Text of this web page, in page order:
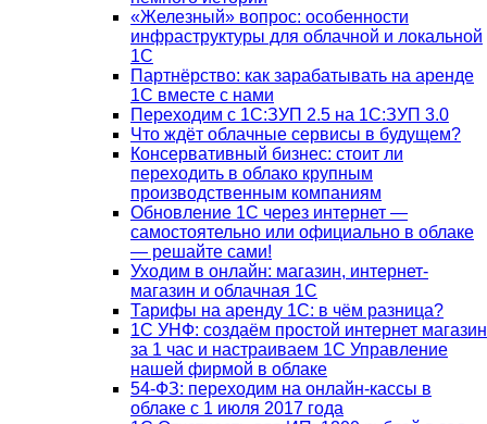
«Железный» вопрос: особенности
инфраструктуры для облачной и локальной
1С
Партнёрство: как зарабатывать на аренде
1С вместе с нами
Переходим с 1С:ЗУП 2.5 на 1С:ЗУП 3.0
Что ждёт облачные сервисы в будущем?
Консервативный бизнес: стоит ли
переходить в облако крупным
производственным компаниям
Обновление 1С через интернет —
самостоятельно или официально в облаке
— решайте сами!
Уходим в онлайн: магазин, интернет-
магазин и облачная 1С
Тарифы на аренду 1С: в чём разница?
1С УНФ: создаём простой интернет магазин
за 1 час и настраиваем 1С Управление
нашей фирмой в облаке
54-ФЗ: переходим на онлайн-кассы в
облаке с 1 июля 2017 года